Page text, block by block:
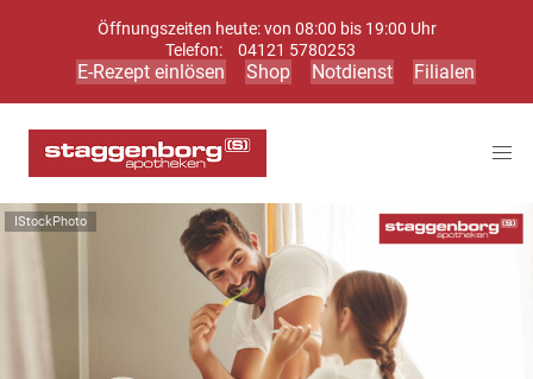
Öffnungszeiten heute: von 08:00 bis 19:00 Uhr
Telefon:
04121 5780253
E-Rezept einlösen Shop Notdienst Filialen
IStockPhoto